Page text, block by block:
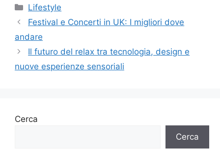
Categorie
Lifestyle
Festival e Concerti in UK: I migliori dove
andare
Il futuro del relax tra tecnologia, design e
nuove esperienze sensoriali
Cerca
Cerca